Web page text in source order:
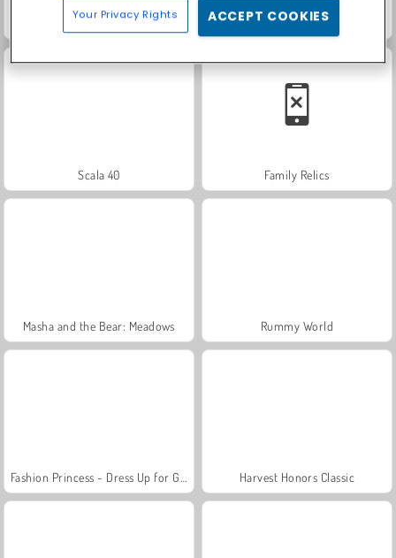
Solitaire Social Trollface Quest: USA 2
Scala 40 Family Relics
Masha and the Bear: Meadows Rummy World
Harvest Honors Classic
Your Privacy Rights ACCEPT COOKIES